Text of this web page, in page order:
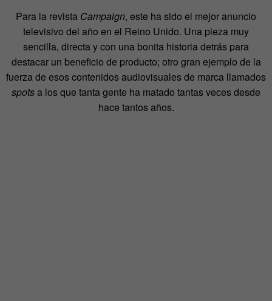
Para la revista Campaign, este ha sido el mejor anuncio
televisivo del año en el Reino Unido. Una pieza muy
sencilla, directa y con una bonita historia detrás para
destacar un beneficio de producto; otro gran ejemplo de la
fuerza de esos contenidos audiovisuales de marca llamados
spotsa los que tanta gente ha matado tantas veces desde
hace tantos años.